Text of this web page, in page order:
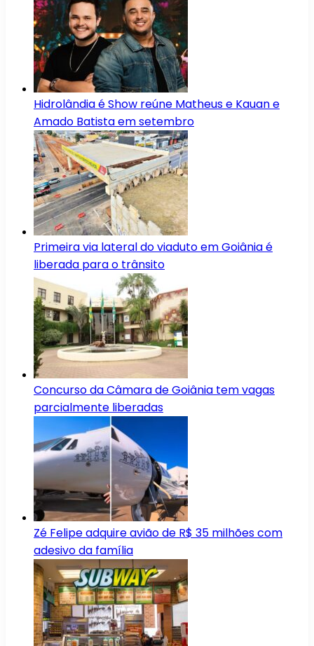
Hidrolândia é Show reúne Matheus e Kauan e
Amado Batista em setembro
Primeira via lateral do viaduto em Goiânia é
liberada para o trânsito
Concurso da Câmara de Goiânia tem vagas
parcialmente liberadas
Zé Felipe adquire avião de R$ 35 milhões com
adesivo da família